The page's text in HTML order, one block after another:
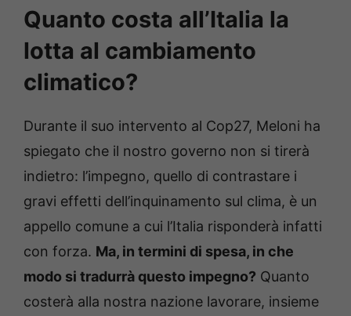
Quanto costa all’Italia la
lotta al cambiamento
climatico?
Durante il suo intervento al Cop27, Meloni ha
spiegato che il nostro governo non si tirerà
indietro: l’impegno, quello di contrastare i
gravi effetti dell’inquinamento sul clima, è un
appello comune a cui l’Italia risponderà infatti
con forza. Ma, in termini di spesa, in che
modo si tradurrà questo impegno? Quanto
costerà alla nostra nazione lavorare, insieme